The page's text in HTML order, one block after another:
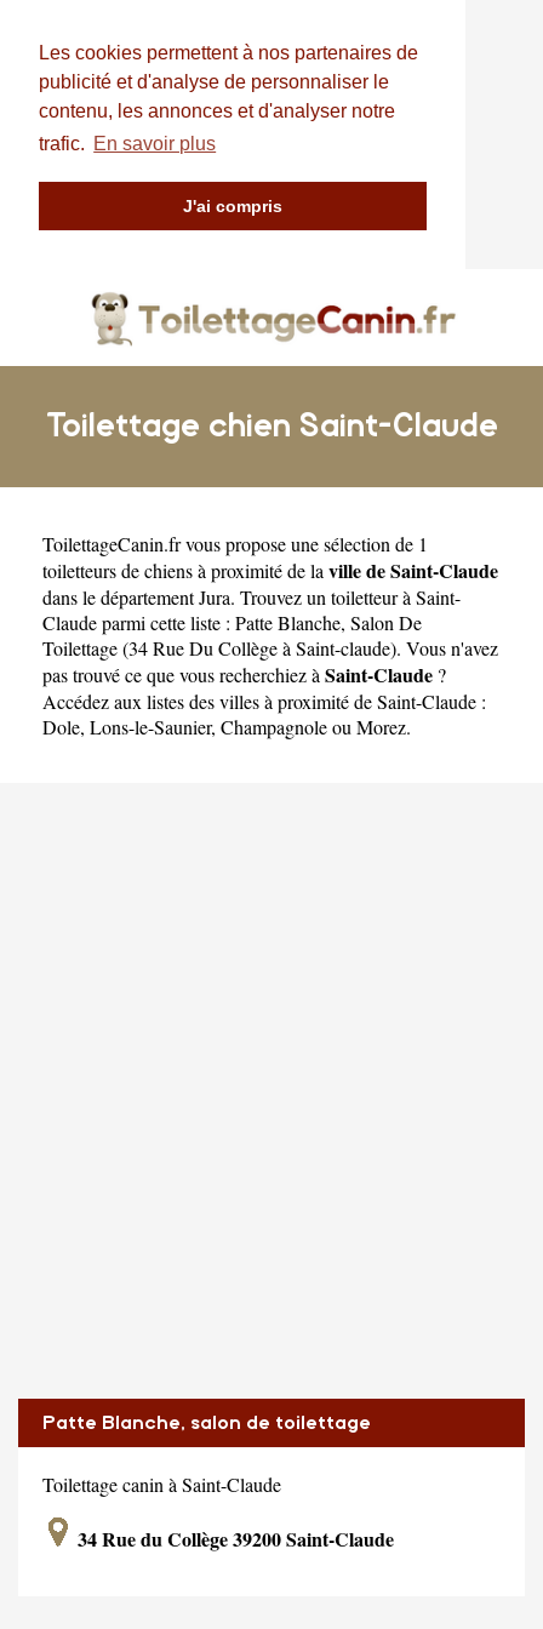
Les cookies permettent à nos partenaires de
publicité et d'analyse de personnaliser le
contenu, les annonces et d'analyser notre
trafic. En savoir plus
J'ai compris
Toilettage chien Saint-Claude
ToilettageCanin.frvous propose une sélection de 1
toiletteurs de chiens à proximité de la ville de Saint-Claude
dans le départementJura. Trouvez un toiletteur à Saint-
Claude parmi cette liste : Patte Blanche, Salon De
Toilettage (34 Rue Du Collège à Saint-claude). Vous n'avez
pas trouvé ce que vous recherchiez à Saint-Claude ?
Accédez aux listes des villes à proximité de Saint-Claude :
Dole, Lons-le-Saunier, Champagnoleou Morez.
Patte Blanche, salon de toilettage
Toilettage canin à Saint-Claude
34 Rue du Collège 39200 Saint-Claude